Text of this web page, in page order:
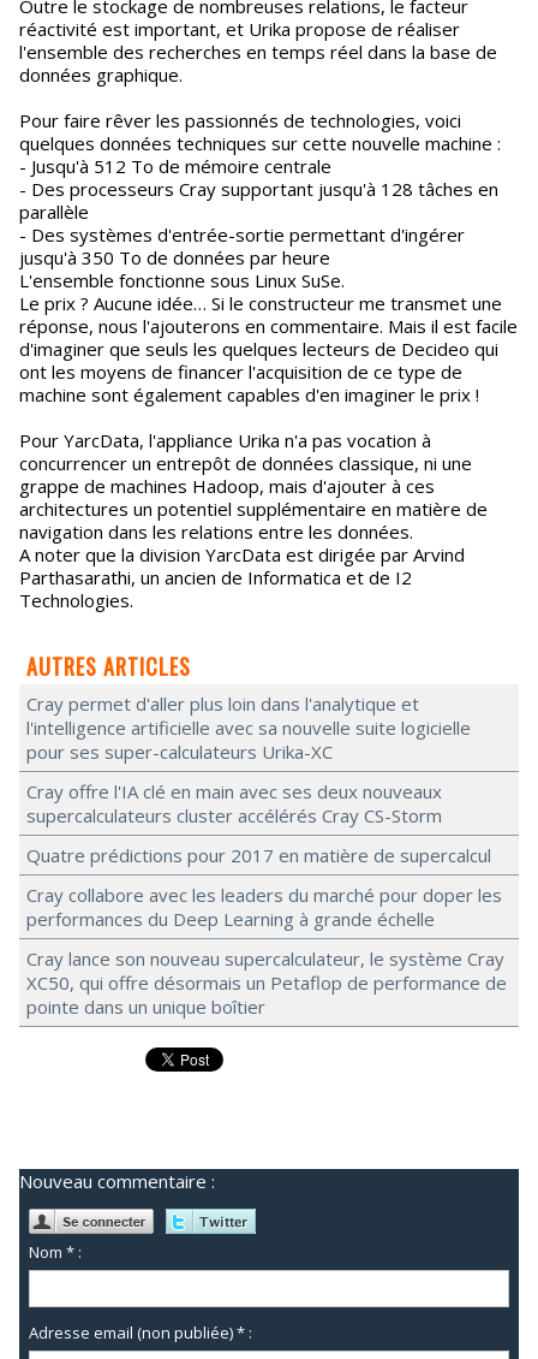
Outre le stockage de nombreuses relations, le facteur
réactivité est important, et Urika propose de réaliser
l'ensemble des recherches en temps réel dans la base de
données graphique.
Pour faire rêver les passionnés de technologies, voici
quelques données techniques sur cette nouvelle machine :
- Jusqu'à 512 To de mémoire centrale
- Des processeurs Cray supportant jusqu'à 128 tâches en
parallèle
- Des systèmes d'entrée-sortie permettant d'ingérer
jusqu'à 350 To de données par heure
L'ensemble fonctionne sous Linux SuSe.
Le prix ? Aucune idée… Si le constructeur me transmet une
réponse, nous l'ajouterons en commentaire. Mais il est facile
d'imaginer que seuls les quelques lecteurs de Decideo qui
ont les moyens de financer l'acquisition de ce type de
machine sont également capables d'en imaginer le prix !
Pour YarcData, l'appliance Urika n'a pas vocation à
concurrencer un entrepôt de données classique, ni une
grappe de machines Hadoop, mais d'ajouter à ces
architectures un potentiel supplémentaire en matière de
navigation dans les relations entre les données.
A noter que la division YarcData est dirigée par Arvind
Parthasarathi, un ancien de Informatica et de I2
Technologies.
AUTRES ARTICLES
Cray permet d'aller plus loin dans l'analytique et
l'intelligence artificielle avec sa nouvelle suite logicielle
pour ses super-calculateurs Urika-XC
Cray offre l'IA clé en main avec ses deux nouveaux
supercalculateurs cluster accélérés Cray CS-Storm
Quatre prédictions pour 2017 en matière de supercalcul
Cray collabore avec les leaders du marché pour doper les
performances du Deep Learning à grande échelle
Cray lance son nouveau supercalculateur, le système Cray
XC50, qui offre désormais un Petaflop de performance de
pointe dans un unique boîtier
Nouveau commentaire :
Nom * :
Adresse email (non publiée) * :